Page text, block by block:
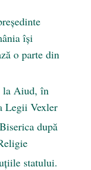
își
o parte din
la Aiud, în
Legii Vexler
după
statului.